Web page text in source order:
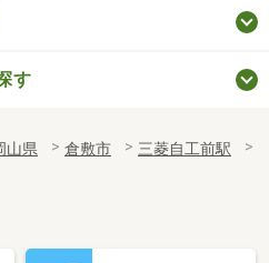
す
山県 倉敷市
三菱自工前駅